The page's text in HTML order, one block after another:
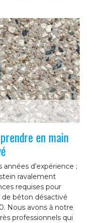
en main
d’expérience ;
ravalement
requises pour
béton désactivé
Nous avons à notre
professionnels qui